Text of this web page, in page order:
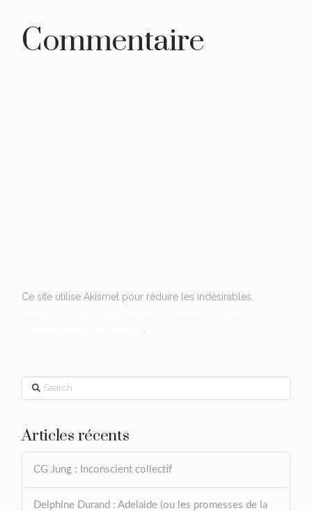
Commentaire
Ce site utilise Akismet pour réduire les indésirables.
Search
Articles récents
CG Jung : Inconscient collectif
Delphine Durand : Adelaide (ou les promesses de la